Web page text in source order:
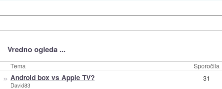
Vredno ogleda ...
Tema Sporočila
» Android box vs Apple TV?
David83
31